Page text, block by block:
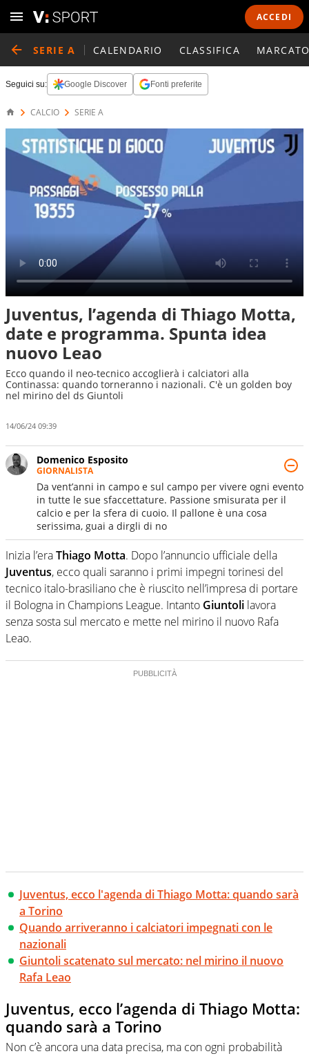
ACCEDI
SERIE A CALENDARIO CLASSIFICA
Seguici su: Google Discover Fonti preferite
CALCIO SERIE A
Juventus, l’agenda di Thiago Motta,
date e programma. Spunta idea
nuovo Leao
Ecco quando il neo-tecnico accoglierà i calciatori alla
Continassa: quando torneranno i nazionali. C'è un golden boy
nel mirino del ds Giuntoli
14/06/24 09:39
Domenico Esposito
GIORNALISTA
Da vent’anni in campo e sul campo per vivere ogni evento
in tutte le sue sfaccettature. Passione smisurata per il
calcio e per la sfera di cuoio. Il pallone è una cosa
serissima, guai a dirgli di no
Inizia l’eraThiago Motta. Dopo l’annuncio ufficiale della
Juventus, ecco quali saranno i primi impegni torinesi del
tecnico italo-brasiliano che è riuscito nell’impresa di portare
il Bologna in Champions League. Intanto Giuntoli lavora
senza sosta sul mercato e mette nel mirino il nuovo Rafa
Leao.
Juventus, ecco l'agenda di Thiago Motta: quando sarà
a Torino
Quando arriveranno i calciatori impegnati con le
nazionali
Giuntoli scatenato sul mercato: nel mirino il nuovo
Rafa Leao
Juventus, ecco l’agenda di Thiago Motta:
quando sarà a Torino
Non c’è ancora una data precisa, ma con ogni probabilità